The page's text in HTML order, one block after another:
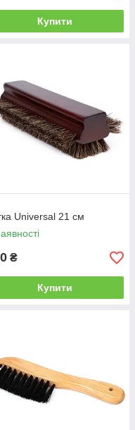
Купити
Universal 21 см
₴
Купити